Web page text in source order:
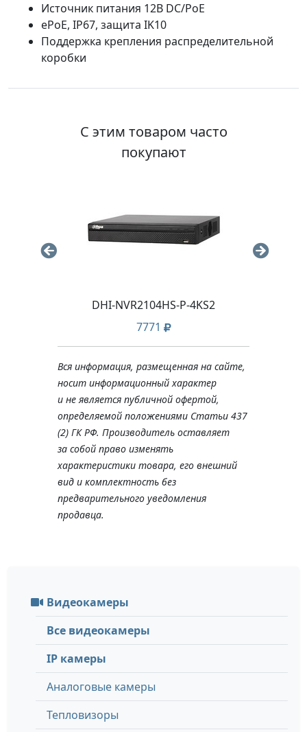
Источник питания 12В DC/PoE
ePoE, IP67, защита IK10
Поддержка крепления распределительной
коробки
С этим товаром часто
покупают
DHI-NVR2104HS-P-4KS2
7771
Вся информация, размещенная на сайте,
носит информационный характер
и не является публичной офертой,
определяемой положениями Статьи 437
(2) ГК РФ. Производитель оставляет
за собой право изменять
характеристики товара, его внешний
вид и комплектность без
предварительного уведомления
продавца.
Видеокамеры
Все видеокамеры
IP камеры
Аналоговые камеры
Тепловизоры